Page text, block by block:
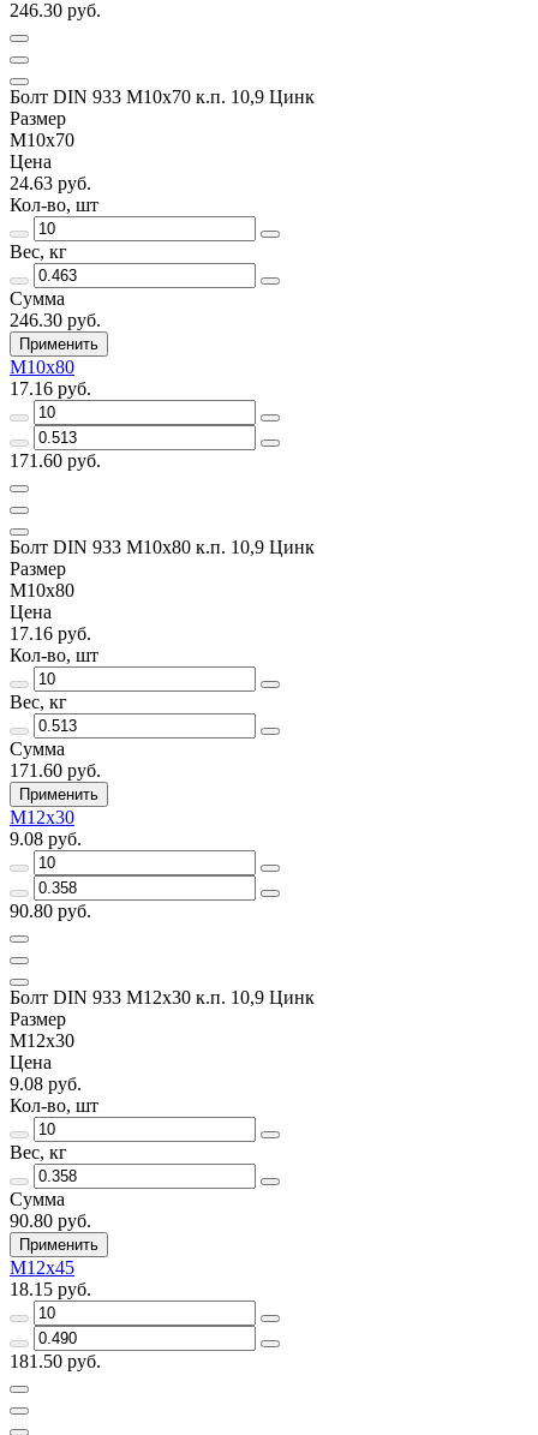
246.30 руб.
Болт DIN 933 М10х70 к.п. 10,9 Цинк
Размер
М10х70
Цена
24.63 руб.
Кол-во, шт
Вес, кг
Сумма
246.30 руб.
Применить
М10х80
17.16 руб.
171.60 руб.
Болт DIN 933 М10х80 к.п. 10,9 Цинк
Размер
М10х80
Цена
17.16 руб.
Кол-во, шт
Вес, кг
Сумма
171.60 руб.
Применить
М12х30
9.08 руб.
90.80 руб.
Болт DIN 933 М12х30 к.п. 10,9 Цинк
Размер
М12х30
Цена
9.08 руб.
Кол-во, шт
Вес, кг
Сумма
90.80 руб.
Применить
М12х45
18.15 руб.
181.50 руб.